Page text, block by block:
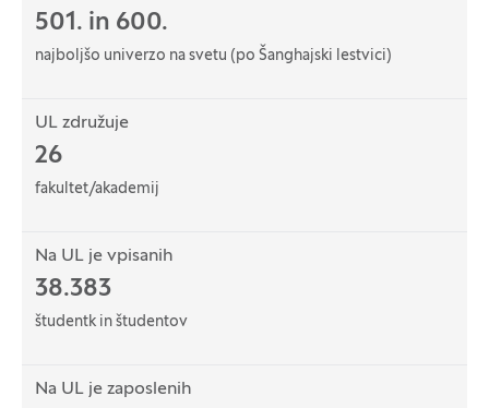
501. in 600.
najboljšo univerzo na svetu (po Šanghajski lestvici)
UL združuje
26
fakultet/akademij
Na UL je vpisanih
38.383
študentk in študentov
Na UL je zaposlenih